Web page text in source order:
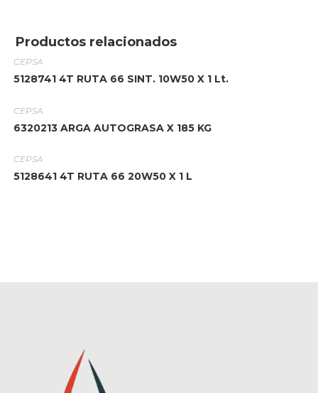
Productos relacionados
CEPSA
5128741 4T RUTA 66 SINT. 10W50 X 1 Lt.
CEPSA
6320213 ARGA AUTOGRASA X 185 KG
CEPSA
5128641 4T RUTA 66 20W50 X 1 L